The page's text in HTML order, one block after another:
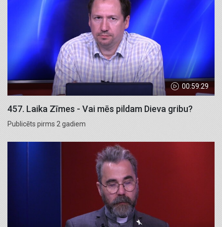
00:59:29
457. Laika Zīmes - Vai mēs pildam Dieva gribu?
Publicēts pirms 2 gadiem